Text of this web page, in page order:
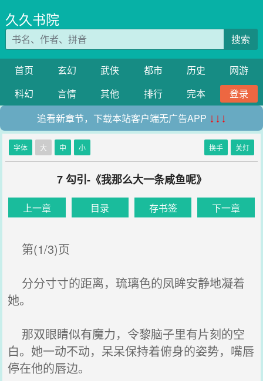
久久书院
搜索
首页 玄幻 武侠 都市 历史
网游
科幻
言情 其他 排行 完本
登录
追看新章节，下载本站客户端无广告APP ↓↓↓
字体 大 中 小 换手 关灯
7 勾引-《我那么大一条咸鱼呢》
上一章 目录 存书签 下一章
第(1/3)页
分分寸寸的距离，琉璃色的凤眸安静地凝着
她。
那双眼睛似有魔力，令黎脑子里有片刻的空
白。她一动不动，呆呆保持着俯身的姿势，嘴唇
停在他的唇边。